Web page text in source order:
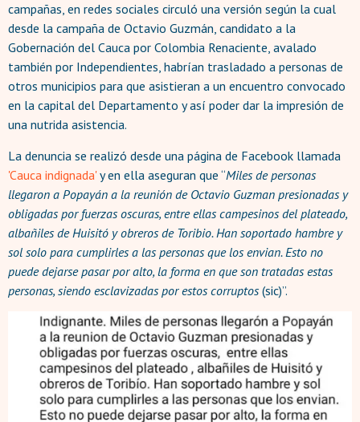
campañas, en redes sociales circuló una versión según la cual
desde la campaña de Octavio Guzmán, candidato a la
Gobernación del Cauca por Colombia Renaciente, avalado
también por Independientes, habrían trasladado a personas de
otros municipios para que asistieran a un encuentro convocado
en la capital del Departamento y así poder dar la impresión de
una nutrida asistencia.
La denuncia se realizó desde una página de Facebook llamada
'Cauca indignada'y en ella aseguran que “Miles de personas
llegaron a Popayán a la reunión de Octavio Guzman presionadas y
obligadas por fuerzas oscuras, entre ellas campesinos del plateado,
albañiles de Huisitó y obreros de Toribio. Han soportado hambre y
sol solo para cumplirles a las personas que los envian. Esto no
puede dejarse pasar por alto, la forma en que son tratadas estas
personas, siendo esclavizadas por estos corruptos(sic)”.